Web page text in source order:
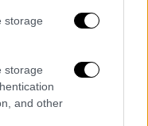
storage
storage
and other
να
τρόπο ώστε
από